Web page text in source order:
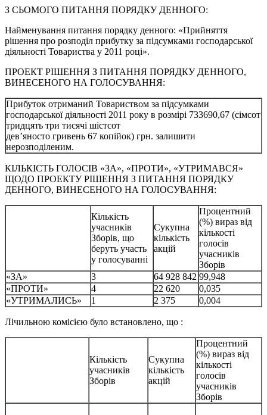
З СЬОМОГО ПИТАННЯ ПОРЯДКУ ДЕННОГО:
Найменування питання порядку денного: «Прийняття
рішення про розподіл прибутку за підсумками господарської
діяльності Товариства у 2011 році».
ПРОЕКТ РІШЕННЯ З ПИТАННЯ ПОРЯДКУ ДЕННОГО,
ВИНЕСЕНОГО НА ГОЛОСУВАННЯ:
Прибуток отриманий Товариством за підсумками
господарської діяльності 2011 року в розмірі 733690,67 (сімсот
тридцять три тисячі шістсот
дев’яносто гривень 67 копійок) грн. залишити
нерозподіленим.
КІЛЬКІСТЬ ГОЛОСІВ «ЗА», «ПРОТИ», «УТРИМАВСЯ»
ЩОДО ПРОЕКТУ РІШЕННЯ З ПИТАННЯ ПОРЯДКУ
ДЕННОГО, ВИНЕСЕНОГО НА ГОЛОСУВАННЯ:
Кількість
учасників
Зборів, що
беруть участь
у голосуванні
Сукупна
кількість
акцій
Процентний
(%) вираз від
кількості
голосів
учасників
Зборів
«ЗА»
3 64 928 842 99,948
«ПРОТИ»
4 22 620
0,035
«УТРИМАЛИСЬ»
1 2 375 0,004
Лічильною комісією було встановлено, що :
Кількість
учасників
Зборів
Сукупна
кількість
акцій
Процентний
(%) вираз від
кількості
голосів
учасників
Зборів